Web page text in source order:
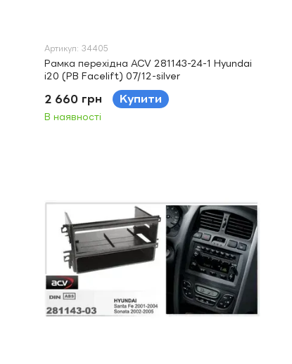
Артикул: 34405
Рамка перехідна ACV 281143-24-1 Hyundai
i20 (PB Facelift) 07/12-silver
2 660 грн Купити
В наявності